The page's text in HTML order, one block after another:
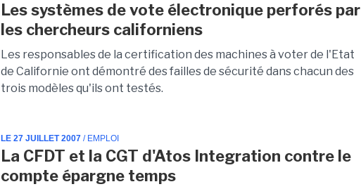
Les systèmes de vote électronique perforés par
les chercheurs californiens
Les responsables de la certification des machines à voter de l'Etat
de Californie ont démontré des failles de sécurité dans chacun des
trois modèles qu'ils ont testés.
LE 27 JUILLET 2007 / EMPLOI
La CFDT et la CGT d'Atos Integration contre le
compte épargne temps